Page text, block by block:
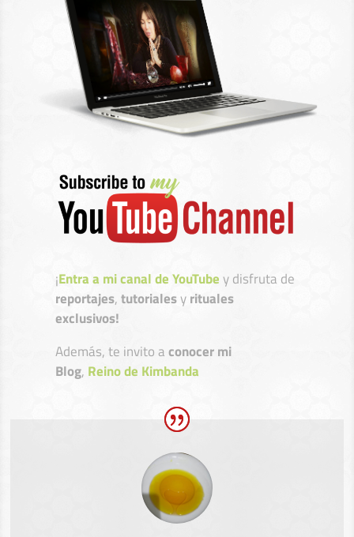
¡Entra a mi canal de YouTubey disfruta de
reportajes,tutorialesyrituales
exclusivos!
Además, te invito aconocer mi
Blog, Reino de Kimbanda